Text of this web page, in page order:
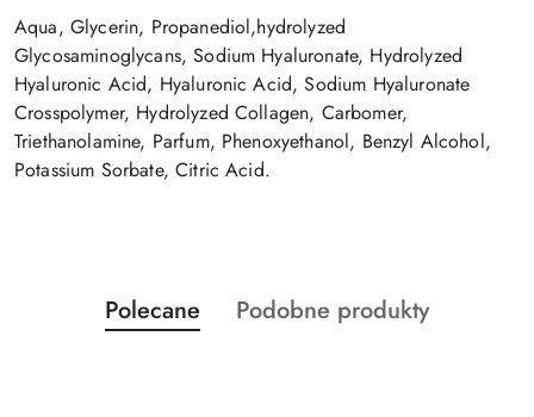
Aqua, Glycerin, Propanediol,hydrolyzed
Glycosaminoglycans, Sodium Hyaluronate, Hydrolyzed
Hyaluronic Acid, Hyaluronic Acid, Sodium Hyaluronate
Crosspolymer, Hydrolyzed Collagen, Carbomer,
Triethanolamine, Parfum, Phenoxyethanol, Benzyl Alcohol,
Potassium Sorbate, Citric Acid.
Pomiń karuzelę produktów
Produkty
o
Polecane
Produkty
Podobne produkty